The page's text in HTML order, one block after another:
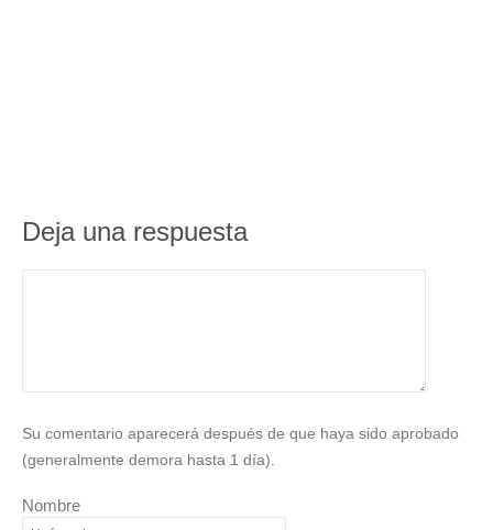
Deja una respuesta
Su comentario aparecerá después de que haya sido aprobado
(generalmente demora hasta 1 día).
Nombre